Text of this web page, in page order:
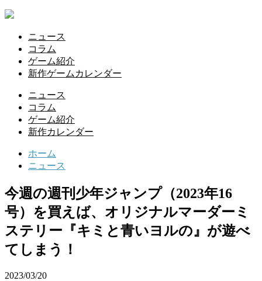
ニュース
コラム
ゲーム紹介
新作ゲームカレンダー
ニュース
コラム
ゲーム紹介
新作カレンダー
ホーム
ニュース
今週の週刊少年ジャンプ（2023年16
号）を買えば、オリジナルマーダーミ
ステリー『キミと青いヨルの』が遊べ
てしまう！
2023/03/20